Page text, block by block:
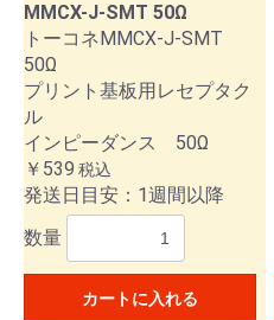
MMCX-J-SMT 50Ω
トーコネMMCX-J-SMT
50Ω
プリント基板用レセプタク
ル
インピーダンス 50Ω
￥539 税込
発送日目安：1週間以降
数量
カートに入れる